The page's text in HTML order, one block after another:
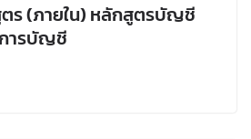
ร (ภายใน) หลักสูตรบัญชี
ารบัญชี